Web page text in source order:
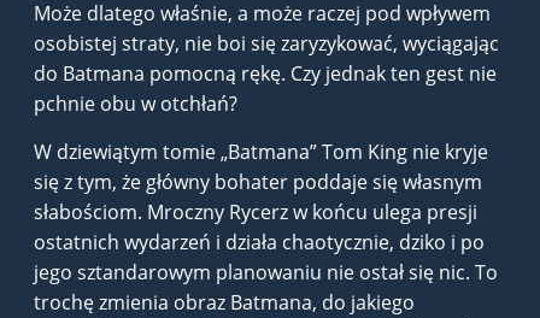
Może dlatego właśnie, a może raczej pod wpływem
osobistej straty, nie boi się zaryzykować, wyciągając
do Batmana pomocną rękę. Czy jednak ten gest nie
pchnie obu w otchłań?
W dziewiątym tomie „Batmana” Tom King nie kryje
się z tym, że główny bohater poddaje się własnym
słabościom. Mroczny Rycerz w końcu ulega presji
ostatnich wydarzeń i działa chaotycznie, dziko i po
jego sztandarowym planowaniu nie ostał się nic. To
trochę zmienia obraz Batmana, do jakiego